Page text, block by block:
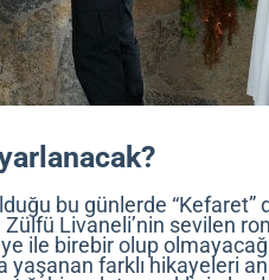
bu günlerde “Kefaret”
Livaneli’nin sevilen
ile birebir olup
yaşanan farklı hikayeleri